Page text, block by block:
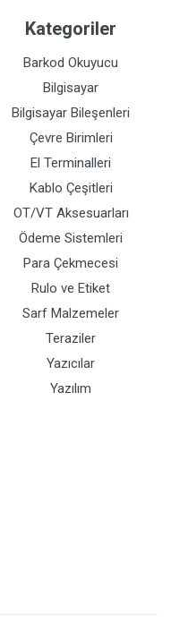
Kategoriler
Barkod Okuyucu
Bilgisayar
Bilgisayar Bileşenleri
Çevre Birimleri
El Terminalleri
Kablo Çeşitleri
OT/VT Aksesuarları
Ödeme Sistemleri
Para Çekmecesi
Rulo ve Etiket
Sarf Malzemeler
Teraziler
Yazıcılar
Yazılım